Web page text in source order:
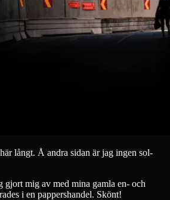
långt. Å andra sidan är jag ingen sol-
gjort mig av med mina gamla en- och
i en pappershandel. Skönt!